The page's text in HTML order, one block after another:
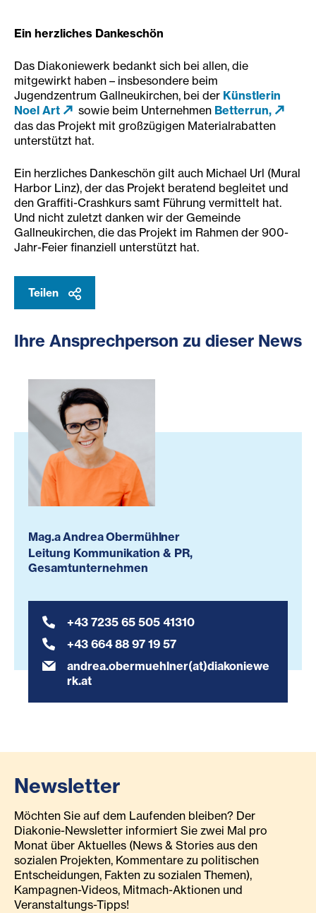
Ein herzliches Dankeschön
Das Diakoniewerk bedankt sich bei allen, die
mitgewirkt haben – insbesondere beim
Jugendzentrum Gallneukirchen, bei der Künstlerin
Noel Art
sowie beim Unternehmen Betterrun,
das das Projekt mit großzügigen Materialrabatten
unterstützt hat.
Ein herzliches Dankeschön gilt auch Michael Url (Mural
Harbor Linz), der das Projekt beratend begleitet und
den Graffiti-Crashkurs samt Führung vermittelt hat.
Und nicht zuletzt danken wir der Gemeinde
Gallneukirchen, die das Projekt im Rahmen der 900-
Jahr-Feier finanziell unterstützt hat.
Teilen
Ihre Ansprechperson zu dieser News
Mag.a Andrea Obermühlner
Leitung Kommunikation & PR,
Gesamtunternehmen
+43 7235 65 505 41310
+43 664 88 97 19 57
andrea.obermuehlner(at)diakoniewe
rk.at
Newsletter
Möchten Sie auf dem Laufenden bleiben? Der
Diakonie-Newsletter informiert Sie zwei Mal pro
Monat über Aktuelles (News & Stories aus den
sozialen Projekten, Kommentare zu politischen
Entscheidungen, Fakten zu sozialen Themen),
Kampagnen-Videos, Mitmach-Aktionen und
Veranstaltungs-Tipps!